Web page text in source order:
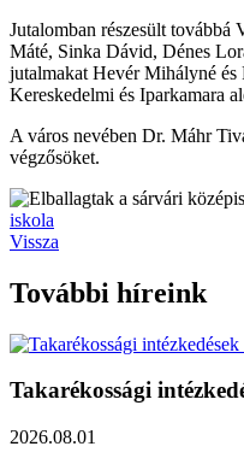
Jutalomban részesült
Máté, Sinka Dávid, Dénes
jutalmakat Hevér Mihályné és
Kereskedelmi és Iparkamara
A város nevében Dr. Máhr
végzősöket.
iskola
Vissza
További híreink
Takarékossági
2026.08.01